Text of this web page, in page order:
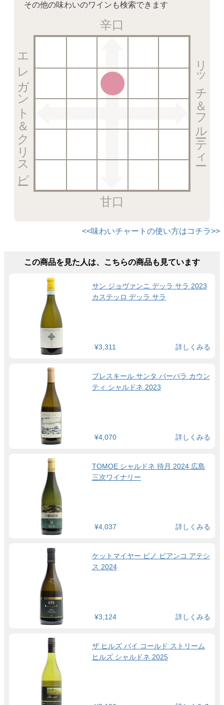
その他の味わいのワインも検索できます
辛口
リッチ＆フルーティー
甘口
エレガント＆クリスピー
<<味わいチャートの使い方はコチラ>>
この商品を見た人は、こちらの商品も見ています
サン ジョヴァンニ デッラ サラ 2023
カステッロ デッラ サラ
¥3,311 詳しくみる
プレスキール サンタ バーバラ カウン
ティ シャルドネ 2023
¥4,070 詳しくみる
TOMOE シャルドネ 待月 2024 広島
三次ワイナリー
¥4,037 詳しくみる
ケットマイヤー ピノ ビアンコ アテシ
ス 2024
¥3,124 詳しくみる
ザ ヒルズ バイ コールド ストリーム
ヒルズ シャルドネ 2025